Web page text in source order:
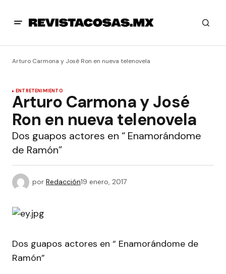
Arturo Carmona y José Ron en nueva telenovela
ENTRETENIMIENTO
Arturo Carmona y José
Ron en nueva telenovela
Dos guapos actores en “ Enamorándome
de Ramón”
por Redacción19 enero, 2017
Dos guapos actores en “ Enamorándome de
Ramón”